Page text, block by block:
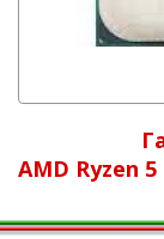
AMD Ryzen